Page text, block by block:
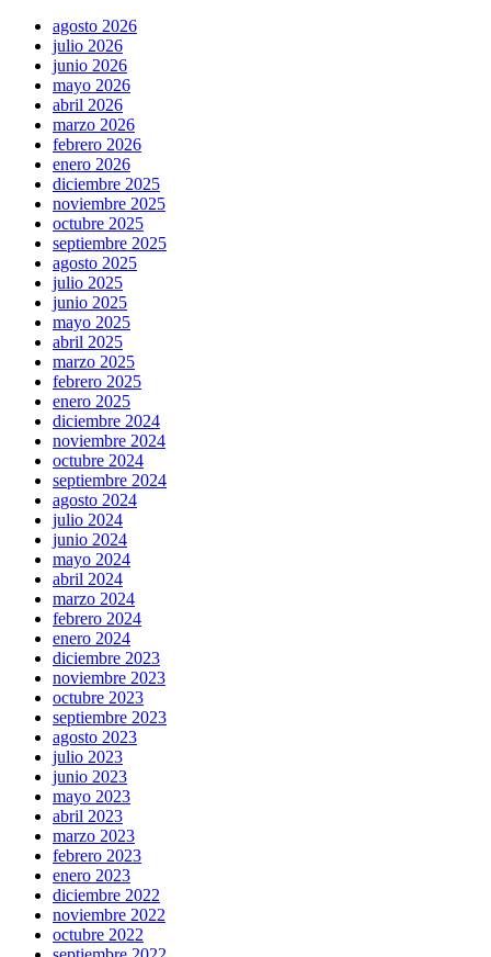
agosto 2026
julio 2026
junio 2026
mayo 2026
abril 2026
marzo 2026
febrero 2026
enero 2026
diciembre 2025
noviembre 2025
octubre 2025
septiembre 2025
agosto 2025
julio 2025
junio 2025
mayo 2025
abril 2025
marzo 2025
febrero 2025
enero 2025
diciembre 2024
noviembre 2024
octubre 2024
septiembre 2024
agosto 2024
julio 2024
junio 2024
mayo 2024
abril 2024
marzo 2024
febrero 2024
enero 2024
diciembre 2023
noviembre 2023
octubre 2023
septiembre 2023
agosto 2023
julio 2023
junio 2023
mayo 2023
abril 2023
marzo 2023
febrero 2023
enero 2023
diciembre 2022
noviembre 2022
octubre 2022